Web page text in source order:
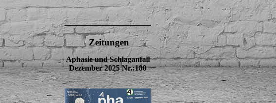
Zeitungen
Aphasie und Schlaganfall
Dezember 2025 Nr.:180